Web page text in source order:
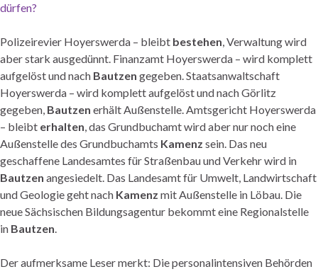
dürfen?
Polizeirevier Hoyerswerda – bleibt bestehen, Verwaltung wird
aber stark ausgedünnt. Finanzamt Hoyerswerda – wird komplett
aufgelöst und nach Bautzen gegeben. Staatsanwaltschaft
Hoyerswerda – wird komplett aufgelöst und nach Görlitz
gegeben, Bautzen erhält Außenstelle. Amtsgericht Hoyerswerda
– bleibt erhalten, das Grundbuchamt wird aber nur noch eine
Außenstelle des Grundbuchamts Kamenz sein. Das neu
geschaffene Landesamtes für Straßenbau und Verkehr wird in
Bautzen angesiedelt. Das Landesamt für Umwelt, Landwirtschaft
und Geologie geht nach Kamenz mit Außenstelle in Löbau. Die
neue Sächsischen Bildungsagentur bekommt eine Regionalstelle
in Bautzen.
Der aufmerksame Leser merkt: Die personalintensiven Behörden